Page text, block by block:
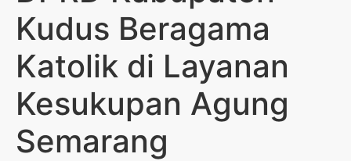
Kudus Beragama
Katolik di Layanan
Kesukupan Agung
Semarang